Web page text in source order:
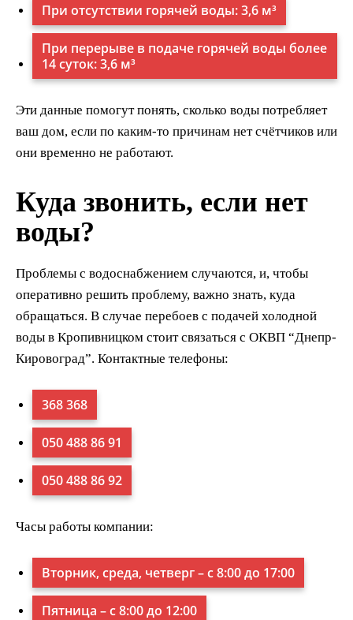
При отсутствии горячей воды: 3,6 м³
При перерыве в подаче горячей воды более
14 суток: 3,6 м³
Эти данные помогут понять, сколько воды потребляет
ваш дом, если по каким-то причинам нет счётчиков или
они временно не работают.
Куда звонить, если нет
воды?
Проблемы с водоснабжением случаются, и, чтобы
оперативно решить проблему, важно знать, куда
обращаться. В случае перебоев с подачей холодной
воды в Кропивницком стоит связаться с ОКВП “Днепр-
Кировоград”. Контактные телефоны:
368 368
050 488 86 91
050 488 86 92
Часы работы компании:
Вторник, среда, четверг – с 8:00 до 17:00
Пятница – с 8:00 до 12:00